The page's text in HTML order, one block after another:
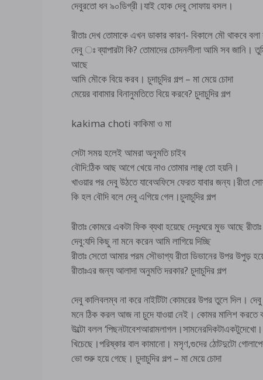
দেবুরতো ধন ৯০ডিগ্রী।যাই হোক দেবু সোফায় বসল।
রীতাঃ দেখ তোমাকে এখন ডাকার কারণ- বিকালে মৌ থাকবে বলা
দেবু ঃ ব্যাপারটা কি? তোমাদের চোদনলীলা আমি সব জানি।
আছে
আমি মৌকে বিয়ে করব। চুদাচুদির গল্প – মা মেয়ে চোদা
মেয়ের বাবামার বিনানুমতিতে বিয়ে করবে? চুদাচুদির গল্প
kakima choti কাকিমা ও মা
সেটা সময় হলেই আমরা অনুমতি চাইব
বৌদি:ঠিক আছ আগে খেয়ে নাও তোমার লাঞ্ছ তো হয়নি।
খাওয়ার পর দেবু উঠতে যাবেঅফিসে ফেরত যাবার জন্য।রীতা
কি হল বৌদি বলে দেবু এগিয়ে গেল।চুদাচুদির গল্প
রীতাঃ কোমরে একটা ফিক ব্যথা হয়েছে দেবুঃঘরে মুভ আছে
দেবু:যদি কিছু না মনে করেন আমি লাগিয়ে দিচ্ছি
রীতাঃ সেতো আমার পরম সৌভাগ্য রীতা ডিভানের উপর উপুড়
রীতাঃএর জন্য আলাদা অনুমতি দরকার? চুদাচুদির গল্প
দেবু কালিবলম্ব না করে নাইটিটা কোমরের উপর তুলে দিল।
মনে ঠিক করল আজ না চুদে যাওয়া নেই। কোমর মালিশ করতে
উল্টো বলল
খিচেছে।পরিষ্কার বাল কামানো। মসৃণ,গুদের ঠোটদুটো
ভো শুরু হয়ে গেছে। চুদাচুদির গল্প – মা মেয়ে চোদা